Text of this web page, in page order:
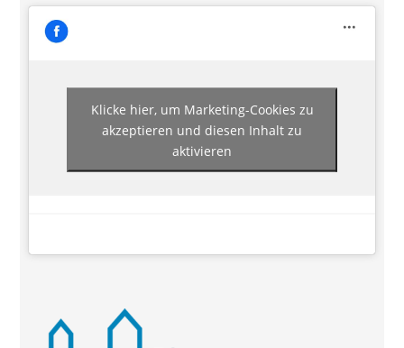
Klicke hier, um Marketing-Cookies zu
akzeptieren und diesen Inhalt zu
aktivieren